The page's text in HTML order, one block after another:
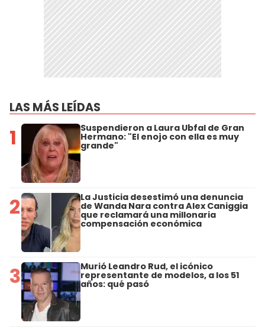
LAS MÁS LEÍDAS
1 Suspendieron a Laura Ubfal de Gran
Hermano: "El enojo con ella es muy
grande"
2 La Justicia desestimó una denuncia
de Wanda Nara contra Alex Caniggia
que reclamará una millonaria
compensación económica
3 Murió Leandro Rud, el icónico
representante de modelos, a los 51
años: qué pasó